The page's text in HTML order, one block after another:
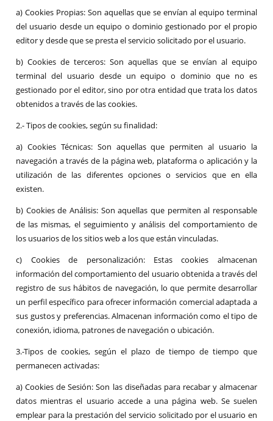
a) Cookies Propias: Son aquellas que se envían al equipo terminal
del usuario desde un equipo o dominio gestionado por el propio
editor y desde que se presta el servicio solicitado por el usuario.
b) Cookies de terceros: Son aquellas que se envían al equipo
terminal del usuario desde un equipo o dominio que no es
gestionado por el editor, sino por otra entidad que trata los datos
obtenidos a través de las cookies.
2.- Tipos de cookies, según su finalidad:
a) Cookies Técnicas: Son aquellas que permiten al usuario la
navegación a través de la página web, plataforma o aplicación y la
utilización de las diferentes opciones o servicios que en ella
existen.
b) Cookies de Análisis: Son aquellas que permiten al responsable
de las mismas, el seguimiento y análisis del comportamiento de
los usuarios de los sitios web a los que están vinculadas.
c) Cookies de personalización: Estas cookies almacenan
información del comportamiento del usuario obtenida a través del
registro de sus hábitos de navegación, lo que permite desarrollar
un perfil específico para ofrecer información comercial adaptada a
sus gustos y preferencias. Almacenan información como el tipo de
conexión, idioma, patrones de navegación o ubicación.
3.-Tipos de cookies, según el plazo de tiempo de tiempo que
permanecen activadas:
a) Cookies de Sesión: Son las diseñadas para recabar y almacenar
datos mientras el usuario accede a una página web. Se suelen
emplear para la prestación del servicio solicitado por el usuario en